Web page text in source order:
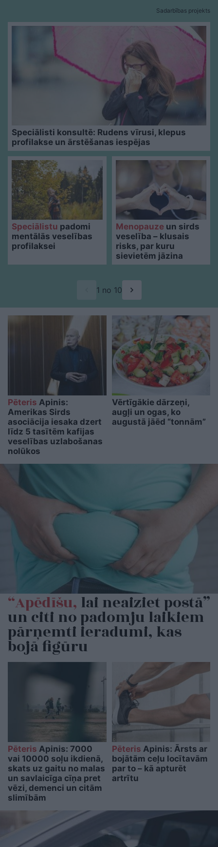
Sadarbības projekts
Speciālisti konsultē: Rudens vīrusi, klepus
profilakse un ārstēšanas iespējas
Speciālistu padomi
mentālās veselības
profilaksei
Menopauzeun sirds
veselība – klusais
risks, par kuru
sievietēm jāzina
1 no 10
Pēteris Apinis:
Amerikas Sirds
asociācija iesaka dzert
līdz 5 tasītēm kafijas
veselības uzlabošanas
nolūkos
Vērtīgākie dārzeņi,
augļi un ogas, ko
augustā jāēd “tonnām”
“Apēdīšu, lai neaiziet postā”
un citi no padomju laikiem
pārņemti ieradumi, kas
bojā figūru
Pēteris Apinis: 7000
vai 10000 soļu ikdienā,
skats uz gaitu no malas
un savlaicīga cīņa pret
vēzi, demenci un citām
slimībām
Pēteris Apinis: Ārsts ar
bojātām ceļu locītavām
par to – kā apturēt
artrītu